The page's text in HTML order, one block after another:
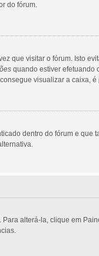
do fórum.
que visitar o fórum. Isto
quando estiver efetuando
visualizar a caixa,
dentro do fórum e
alterá-la, clique em